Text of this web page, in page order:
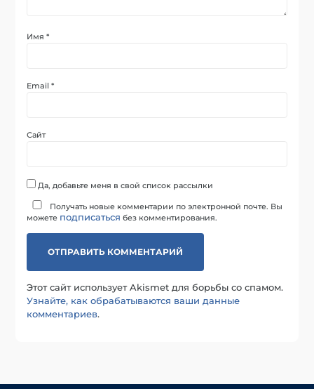
Имя*
Email*
Сайт
Да, добавьте меня в свой список рассылки
Получать новые комментарии по электронной почте. Вы
можете подписаться без комментирования.
Этот сайт использует Akismet для борьбы со спамом.
Узнайте, как обрабатываются ваши данные
комментариев.